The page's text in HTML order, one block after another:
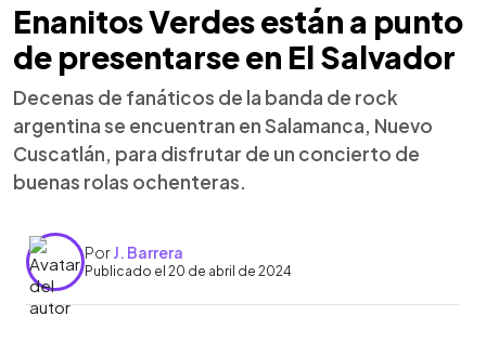
Enanitos Verdes están a punto
de presentarse en El Salvador
Decenas de fanáticos de la banda de rock
argentina se encuentran en Salamanca, Nuevo
Cuscatlán, para disfrutar de un concierto de
buenas rolas ochenteras.
PorJ. Barrera
Publicado el 20 de abril de 2024